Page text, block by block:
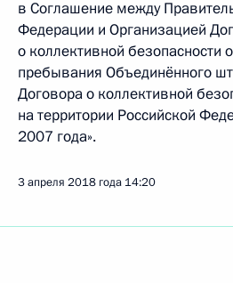
в Соглашение между
Федерации и Организацией
о коллективной безопасности
пребывания Объединённого
Договора о коллективной
на территории Российской
2007 года».
3 апреля 2018 года 14:20